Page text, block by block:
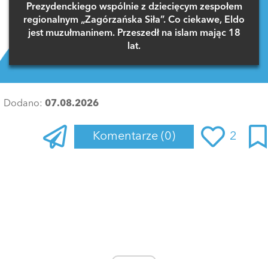
Prezydenckiego wspólnie z dziecięcym zespołem
regionalnym „Zagórzańska Siła”. Co ciekawe, Eldo
jest muzułmaninem. Przeszedł na islam mając 18
lat.
Dodano: 07.08.2026
Komentarze (0) 2